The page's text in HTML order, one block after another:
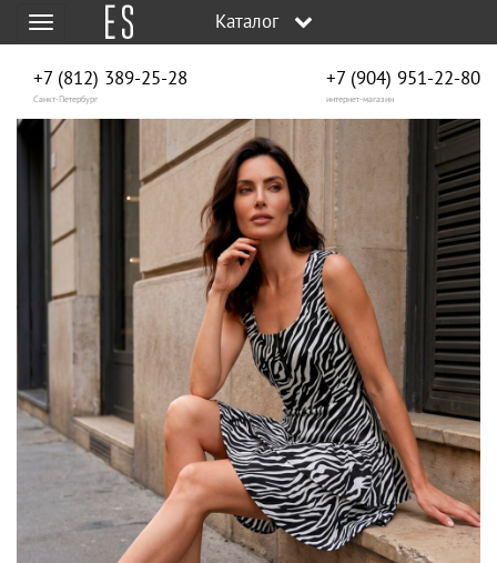
Меню Каталог
+7 (812) 389-25-28
Санкт-Петербург
+7 (904) 951‑22‑80
интернет-магазин